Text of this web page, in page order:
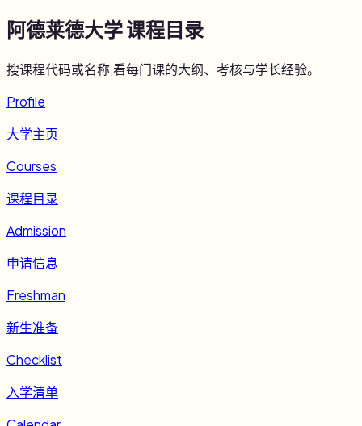
阿德莱德大学课程目录
搜课程代码或名称,看每门课的大纲、考核与学长经验。
Profile
大学主页
Courses
课程目录
Admission
申请信息
Freshman
新生准备
Checklist
入学清单